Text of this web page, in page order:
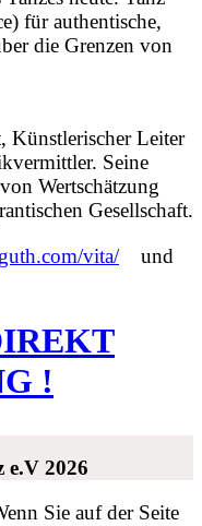
für authentische,
die Grenzen von
Künstlerischer Leiter
Seine
Wertschätzung
Gesellschaft.
vita/und
!
2026
Sie auf der Seite